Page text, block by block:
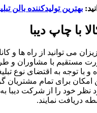
بهترین تولیدکننده بالن
با چاپ دیبا
می توانید از راه ها و
مستقیم با مشاوران و
و با توجه به اقتضای نوع
امکان برای تمام مشتریان
نظر خود را از شرکت دیبا
دریافت نمایند.